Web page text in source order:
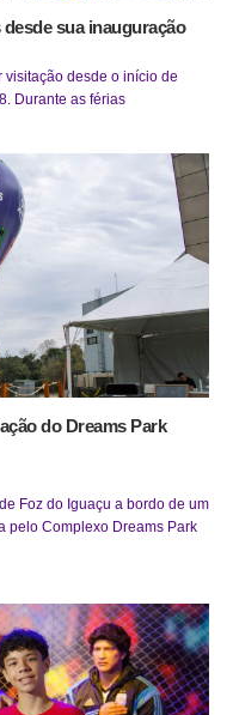
sua inauguração
visitação desde o início de
Durante as férias
do Dreams Park
Foz do Iguaçu a bordo de um
pelo Complexo Dreams Park